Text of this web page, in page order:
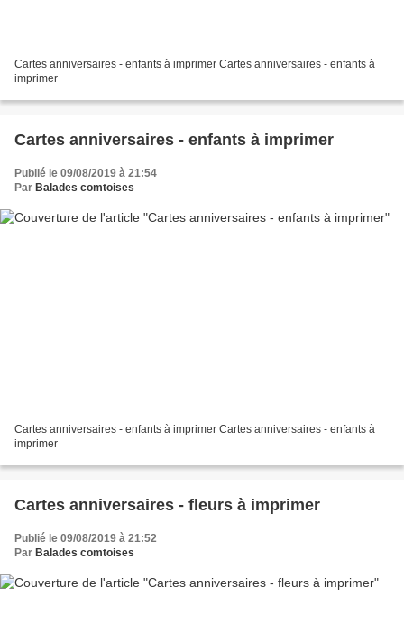
Cartes anniversaires - enfants à imprimer Cartes anniversaires - enfants à
imprimer
Cartes anniversaires - enfants à imprimer
Publié le 09/08/2019 à 21:54
Par Balades comtoises
Cartes anniversaires - enfants à imprimer Cartes anniversaires - enfants à
imprimer
Cartes anniversaires - fleurs à imprimer
Publié le 09/08/2019 à 21:52
Par Balades comtoises